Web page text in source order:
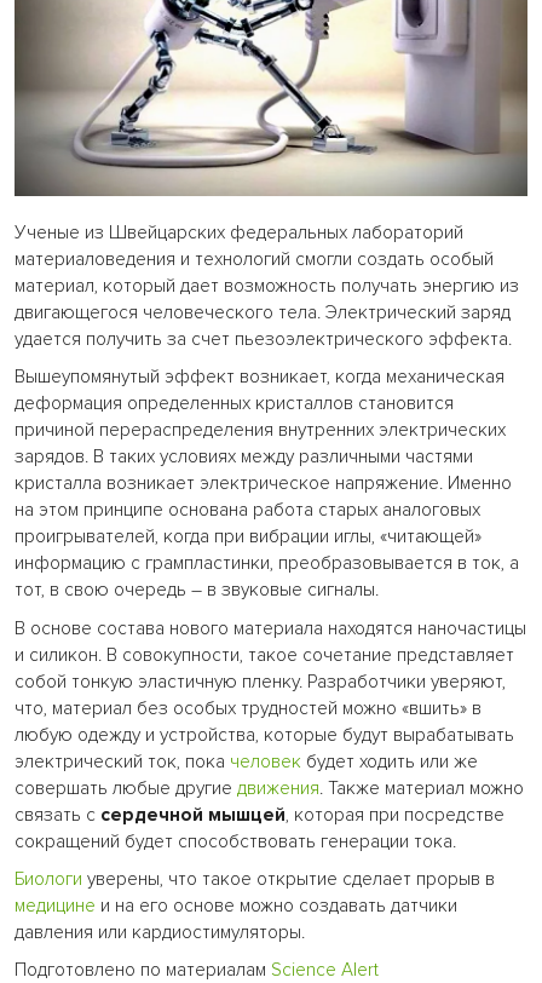
Ученые из Швейцарских федеральных лабораторий
материаловедения и технологий смогли создать особый
материал, который дает возможность получать энергию из
двигающегося человеческого тела. Электрический заряд
удается получить за счет пьезоэлектрического эффекта.
Вышеупомянутый эффект возникает, когда механическая
деформация определенных кристаллов становится
причиной перераспределения внутренних электрических
зарядов. В таких условиях между различными частями
кристалла возникает электрическое напряжение. Именно
на этом принципе основана работа старых аналоговых
проигрывателей, когда при вибрации иглы, «читающей»
информацию с грампластинки, преобразовывается в ток, а
тот, в свою очередь – в звуковые сигналы.
В основе состава нового материала находятся наночастицы
и силикон. В совокупности, такое сочетание представляет
собой тонкую эластичную пленку. Разработчики уверяют,
что, материал без особых трудностей можно «вшить» в
любую одежду и устройства, которые будут вырабатывать
электрический ток, пока человек будет ходить или же
совершать любые другие движения. Также материал можно
связать с сердечной мышцей, которая при посредстве
сокращений будет способствовать генерации тока.
Биологи уверены, что такое открытие сделает прорыв в
медицине и на его основе можно создавать датчики
давления или кардиостимуляторы.
Подготовлено по материалам Science Alert